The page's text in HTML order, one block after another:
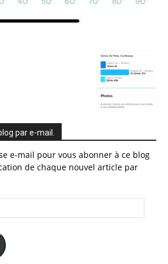
par e-mail.
e-mail pour vous abonner à ce blog
de chaque nouvel article par